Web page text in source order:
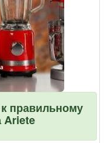
правильному
Ariete